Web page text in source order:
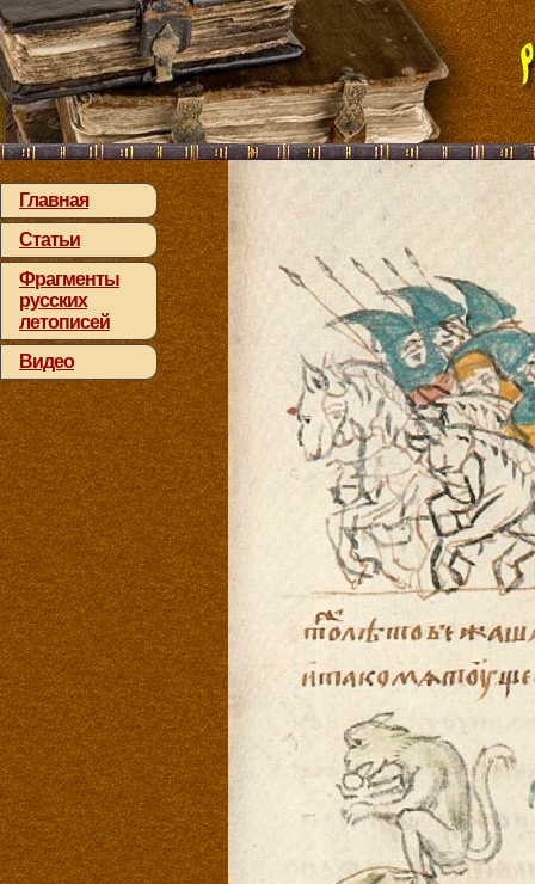
Главная
Статьи
Фрагменты
русских
летописей
Видео